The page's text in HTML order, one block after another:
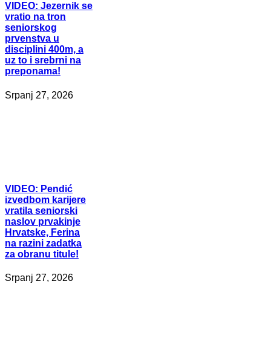
VIDEO: Jezernik se
vratio na tron
seniorskog
prvenstva u
disciplini 400m, a
uz to i srebrni na
preponama!
Srpanj 27, 2026
VIDEO: Pendić
izvedbom karijere
vratila seniorski
naslov prvakinje
Hrvatske, Ferina
na razini zadatka
za obranu titule!
Srpanj 27, 2026